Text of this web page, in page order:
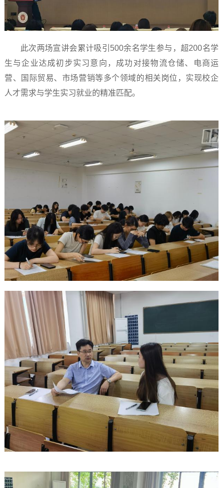
此次两场宣讲会累计吸引500余名学生参与，超200名学
生与企业达成初步实习意向，成功对接物流仓储、电商运
营、国际贸易、市场营销等多个领域的相关岗位，实现校企
人才需求与学生实习就业的精准匹配。